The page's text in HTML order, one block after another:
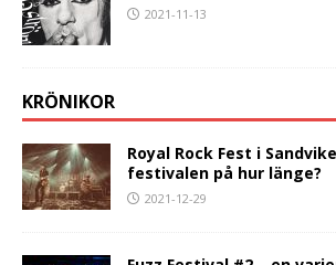
2021-11-13
KRÖNIKOR
Royal Rock Fest i
festivalen på hur länge?
2021-12-29